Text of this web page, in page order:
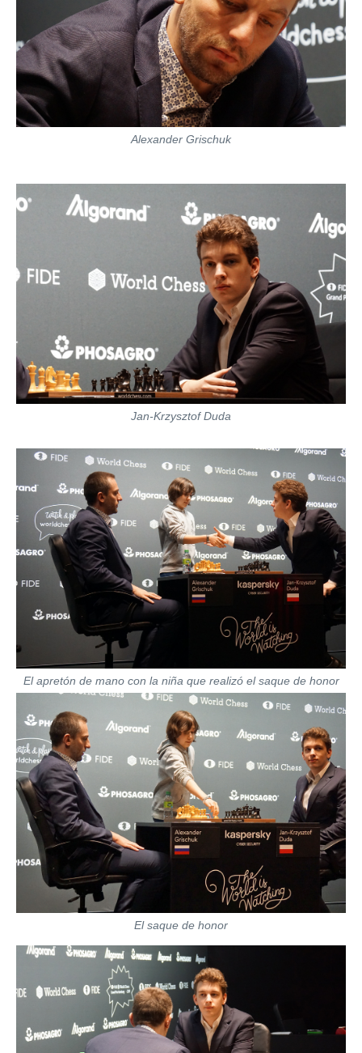
Alexander Grischuk
Jan-Krzysztof Duda
El apretón de mano con la niña que realizó el saque de honor
El saque de honor